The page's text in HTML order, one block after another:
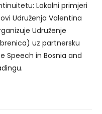
Lokalni primjeri
Udruženja Valentina
Udruženje
uz partnersku
Speech in Bosnia and